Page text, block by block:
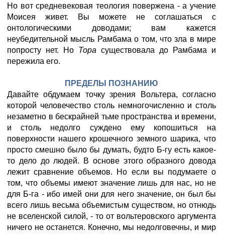
Но вот средневековая теология повержена - а учение
Моисея живет. Вы можете не соглашаться с
онтологическими доводами; вам кажется
неубедительной мысль Рамбама о том, что зла в мире
попросту нет. Но Тора существовала до Рамбама и
пережила его.
ПРЕДЕЛЫ ПОЗНАНИЮ
Давайте обдумаем точку зрения Вольтера, согласно
которой человечество столь немногочисленно и столь
незаметно в бескрайней тьме пространства и времени,
и столь недолго суждено ему копошиться на
поверхности нашего крошечного земного шарика, что
просто смешно было бы думать, будто Б-гу есть какое-
то дело до людей. В основе этого образного довода
лежит сравнение объемов. Но если вы подумаете о
том, что объемы имеют значение лишь для нас, но не
для Б-га - ибо имей они для него значение, он был бы
всего лишь весьма объемистым существом, но отнюдь
не вселенской силой, - то от вольтеровского аргумента
ничего не останется. Конечно, мы недолговечны, и мир